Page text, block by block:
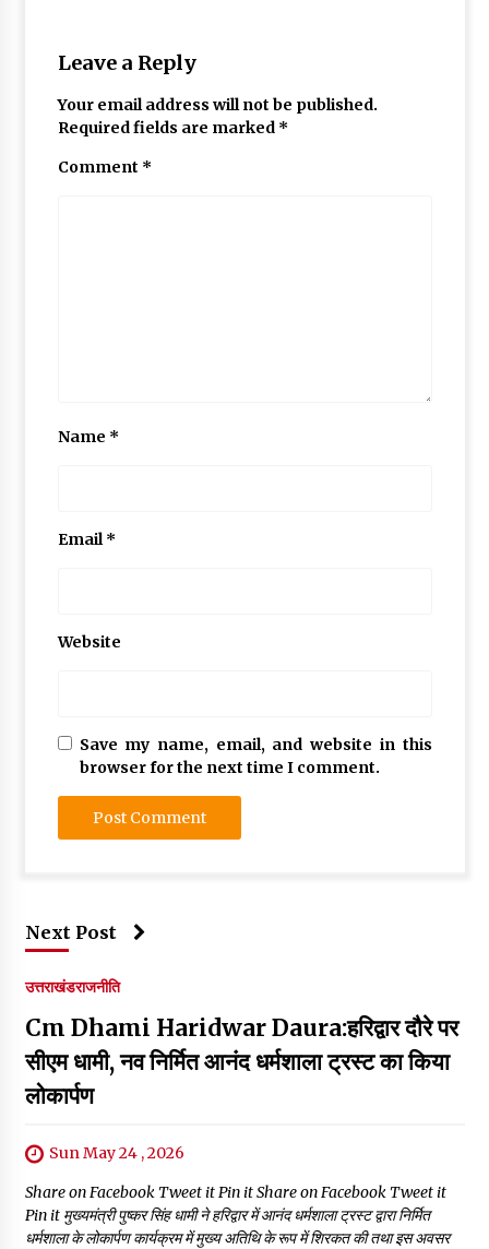
Leave a Reply
Your email address will not be published.
Required fields are marked *
Comment *
Name *
Email*
Website
Save my name, email, and website in this
browser for the next time I comment.
Next Post
उत्तराखंडराजनीति
Cm Dhami Haridwar Daura:हरिद्वार दौरे पर
सीएम धामी, नव निर्मित आनंद धर्मशाला ट्रस्ट का किया
लोकार्पण
Sun May 24 , 2026
Share on Facebook Tweet it Pin it Share on Facebook Tweet it
Pin it मुख्यमंत्री पुष्कर सिंह धामी ने हरिद्वार में आनंद धर्मशाला ट्रस्ट द्वारा निर्मित
धर्मशाला के लोकार्पण कार्यक्रम में मुख्य अतिथि के रूप में शिरकत की तथा इस अवसर